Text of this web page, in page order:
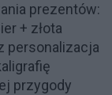
prezentów:
+ złota
personalizacja
przygody